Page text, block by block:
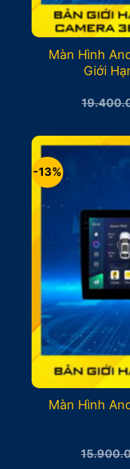
Màn Hình
Giới
-13%
Màn Hình